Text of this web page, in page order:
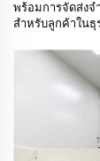
พร้อมการจัดส่ง
สำหรับลูกค้าในธุ